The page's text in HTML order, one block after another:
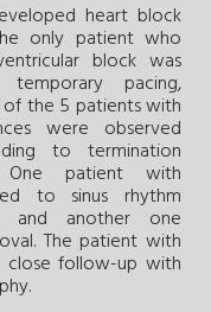
heart block
only patient who
block was
pacing,
of the 5 patients with
were observed
to termination
patient with
to sinus rhythm
and another one
The patient with
close follow-up with